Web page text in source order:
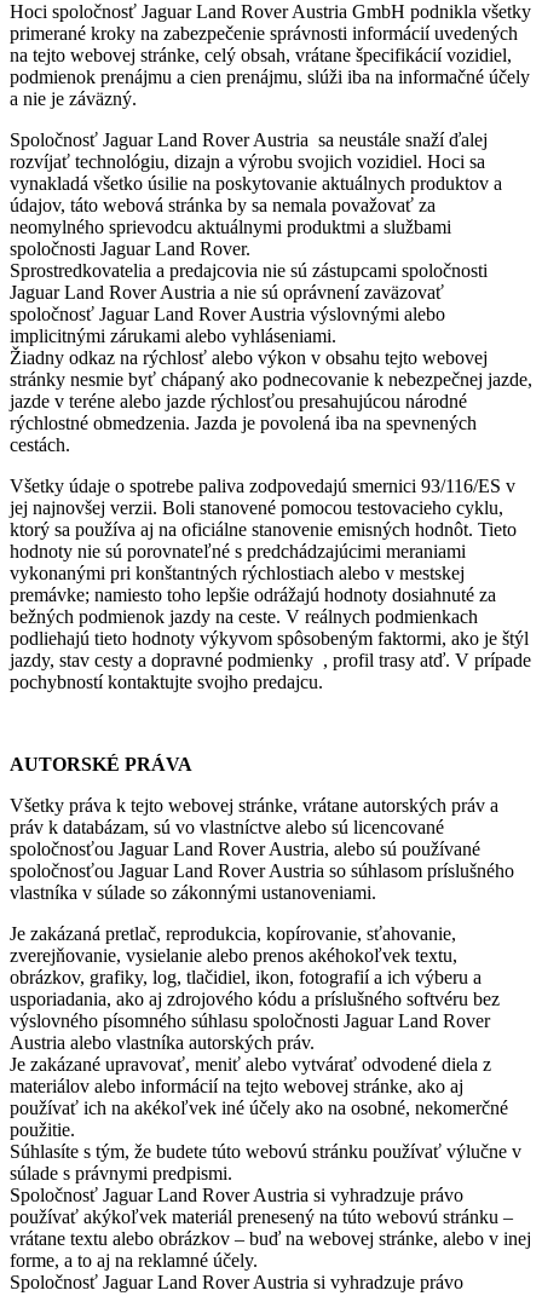
Hoci spoločnosť Jaguar Land Rover Austria GmbH podnikla všetky
primerané kroky na zabezpečenie správnosti informácií uvedených
na tejto webovej stránke, celý obsah, vrátane špecifikácií vozidiel,
podmienok prenájmu a cien prenájmu, slúži iba na informačné účely
a nie je záväzný.
Spoločnosť Jaguar Land Rover Austria sa neustále snaží ďalej
rozvíjať technológiu, dizajn a výrobu svojich vozidiel. Hoci sa
vynakladá všetko úsilie na poskytovanie aktuálnych produktov a
údajov, táto webová stránka by sa nemala považovať za
neomylného sprievodcu aktuálnymi produktmi a službami
spoločnosti Jaguar Land Rover.
Sprostredkovatelia a predajcovia nie sú zástupcami spoločnosti
Jaguar Land Rover Austria a nie sú oprávnení zaväzovať
spoločnosť Jaguar Land Rover Austria výslovnými alebo
implicitnými zárukami alebo vyhláseniami.
Žiadny odkaz na rýchlosť alebo výkon v obsahu tejto webovej
stránky nesmie byť chápaný ako podnecovanie k nebezpečnej jazde,
jazde v teréne alebo jazde rýchlosťou presahujúcou národné
rýchlostné obmedzenia. Jazda je povolená iba na spevnených
cestách.
Všetky údaje o spotrebe paliva zodpovedajú smernici 93/116/ES v
jej najnovšej verzii. Boli stanovené pomocou testovacieho cyklu,
ktorý sa používa aj na oficiálne stanovenie emisných hodnôt. Tieto
hodnoty nie sú porovnateľné s predchádzajúcimi meraniami
vykonanými pri konštantných rýchlostiach alebo v mestskej
premávke; namiesto toho lepšie odrážajú hodnoty dosiahnuté za
bežných podmienok jazdy na ceste. V reálnych podmienkach
podliehajú tieto hodnoty výkyvom spôsobeným faktormi, ako je štýl
jazdy, stav cesty a dopravné podmienky , profil trasy atď. V prípade
pochybností kontaktujte svojho predajcu.
AUTORSKÉ PRÁVA
Všetky práva k tejto webovej stránke, vrátane autorských práv a
práv k databázam, sú vo vlastníctve alebo sú licencované
spoločnosťou Jaguar Land Rover Austria, alebo sú používané
spoločnosťou Jaguar Land Rover Austria so súhlasom príslušného
vlastníka v súlade so zákonnými ustanoveniami.
Je zakázaná pretlač, reprodukcia, kopírovanie, sťahovanie,
zverejňovanie, vysielanie alebo prenos akéhokoľvek textu,
obrázkov, grafiky, log, tlačidiel, ikon, fotografií a ich výberu a
usporiadania, ako aj zdrojového kódu a príslušného softvéru bez
výslovného písomného súhlasu spoločnosti Jaguar Land Rover
Austria alebo vlastníka autorských práv.
Je zakázané upravovať, meniť alebo vytvárať odvodené diela z
materiálov alebo informácií na tejto webovej stránke, ako aj
používať ich na akékoľvek iné účely ako na osobné, nekomerčné
použitie.
Súhlasíte s tým, že budete túto webovú stránku používať výlučne v
súlade s právnymi predpismi.
Spoločnosť Jaguar Land Rover Austria si vyhradzuje právo
používať akýkoľvek materiál prenesený na túto webovú stránku –
vrátane textu alebo obrázkov – buď na webovej stránke, alebo v inej
forme, a to aj na reklamné účely.
Spoločnosť Jaguar Land Rover Austria si vyhradzuje právo